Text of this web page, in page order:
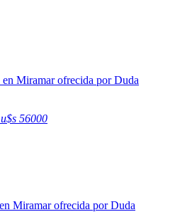
u$s 56000